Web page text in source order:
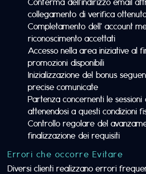
collegamento di verifica
Completamento dell’ account
riconoscimento accettati
Accesso nella area iniziative al
promozioni disponibili
Inizializzazione del bonus
precise comunicate
Partenza concernenti le
attenendosi a questi condizioni
Controllo regolare del
finalizzazione dei requisiti
Errori che occorre Evitare
Diversi clienti realizzano errori